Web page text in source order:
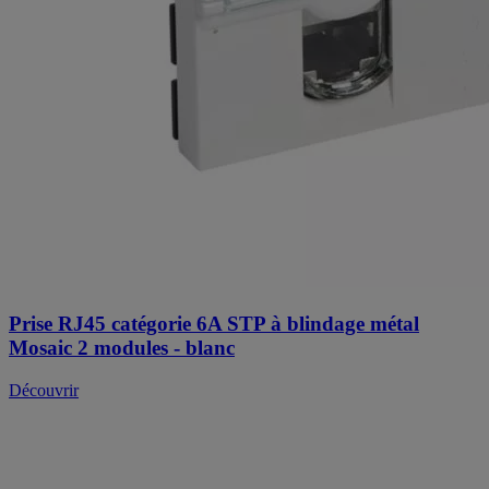
Prise RJ45 catégorie 6A STP à blindage métal
Mosaic 2 modules - blanc
Découvrir